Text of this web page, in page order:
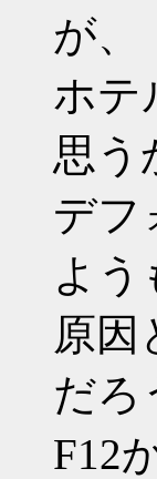
が、
ホテ
思う
デフ
よう
原因
だろ
F12